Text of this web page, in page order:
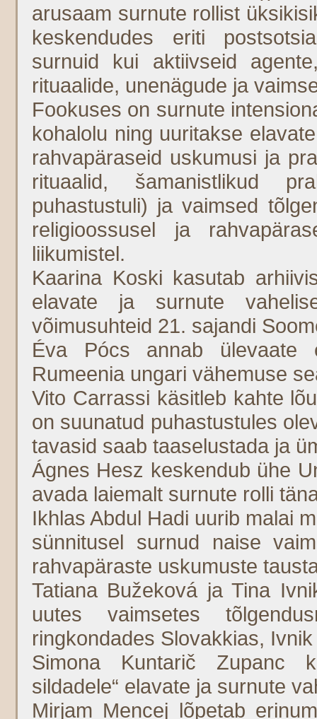
arusaam surnute rollist
keskendudes eriti
surnuid kui aktiivseid
rituaalide, unenägude ja
Fookuses on surnute
kohalolu ning uuritakse
rahvapäraseid uskumusi ja
rituaalid, šamanistlikud
puhastustuli) ja vaimsed
religioossusel ja
liikumistel.
Kaarina Koski kasutab
elavate ja surnute
võimusuhteid 21. sajandi
Éva Pócs annab ülevaate
Rumeenia ungari vähemuse
Vito Carrassi käsitleb kahte
on suunatud puhastustules
tavasid saab taaselustada ja
Ágnes Hesz keskendub ühe
avada laiemalt surnute rolli
Ikhlas Abdul Hadi uurib malai
sünnitusel surnud naise
rahvapäraste uskumuste
Tatiana Bužeková ja Tina
uutes vaimsetes
ringkondades Slovakkias,
Simona Kuntarič Zupanc
sildadele“ elavate ja surnute
Mirjam Mencej lõpetab